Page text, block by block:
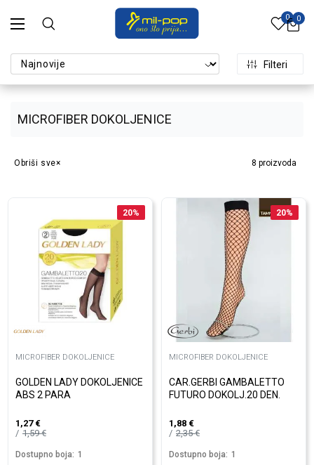
0 0
MICROFIBER DOKOLJENICE
Filteri
8 proizvoda
Obriši sve
20%
MICROFIBER DOKOLJENICE
GOLDEN LADY DOKOLJENICE
ABS 2 PARA
1,27 €
1,59€
Dostupno boja: 1
20%
MICROFIBER DOKOLJENICE
CAR.GERBI GAMBALETTO
FUTURO DOKOLJ.20 DEN.
1,88 €
2,35€
Dostupno boja: 1